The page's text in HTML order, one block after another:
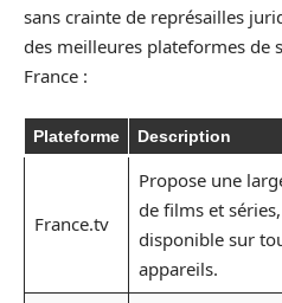
sans crainte de représailles
des meilleures plateformes de
France :
Plateforme Description
France.tv
Propose une
de films et séries,
disponible sur
appareils.